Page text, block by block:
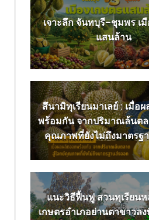
เจาะลึก จันทบุรี–ชุมพร เมื
แสนล้าน
สึนามิทุเรียนมาเลย์ : เมื่อ
พร้อมกัน จากปริมาณล้นตล
คุณภาพที่ยังไม่ถึงมาตรฐ
แนะวิธีฟื้นฟู สวนทุเรียน
เกษตรอำเภอย่านตาขาวล